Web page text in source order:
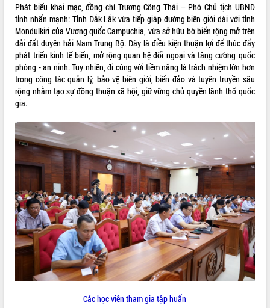
tháng 7/2026
Lễ truy tặng danh hiệu “Bà Mẹ Việt
Nam Anh hùng” và trao Huân chương
Lao động
UBND tỉnh Đắk Lắk triển khai nhiệm
vụ 6 tháng cuối năm 2026
Kỳ họp thứ Hai, Hội đồng nhân dân
tỉnh khóa XI quyết nghị nhiều nội dung
Bí thư Tỉnh ủy Lương Nguyễn Minh
Triết thăm, tặng quà người có công với
cách mạng
Rà soát, hoàn thiện hệ thống thiết chế
văn hóa, thể thao đáp ứng yêu cầu
phát triển mới
Thường trực HĐND tỉnh Đắk Lắk gặp
mặt Đoàn chuyên gia y tế TP. Hồ Chí
Minh
Lễ truy điệu và an táng hài cốt liệt sĩ
tại Nghĩa trang Liệt sĩ xã Sơn Hòa
Bàn giải pháp tháo gỡ khó khăn trong
ALBUM ẢNH
LIÊN KẾT WEB
THỐNG KÊ TRUY CẬP
928
66046251
Phát biểu khai mạc, đồng chí Trương Công Thái – Phó Chủ tịch UBND
tỉnh nhấn mạnh: Tỉnh Đắk Lắk vừa tiếp giáp đường biên giới dài với tỉnh
Mondulkiri của Vương quốc Campuchia, vừa sở hữu bờ biển rộng mở trên
dải đất duyên hải Nam Trung Bộ. Đây là điều kiện thuận lợi để thúc đẩy
phát triển kinh tế biển, mở rộng quan hệ đối ngoại và tăng cường quốc
phòng - an ninh. Tuy nhiên, đi cùng với tiềm năng là trách nhiệm lớn hơn
trong công tác quản lý, bảo vệ biên giới, biển đảo và tuyên truyền sâu
rộng nhằm tạo sự đồng thuận xã hội, giữ vững chủ quyền lãnh thổ quốc
gia.
Các học viên tham gia tập huấn